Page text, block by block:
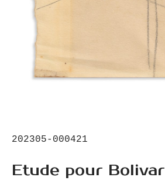
202305-000421
Etude pour Bolivar